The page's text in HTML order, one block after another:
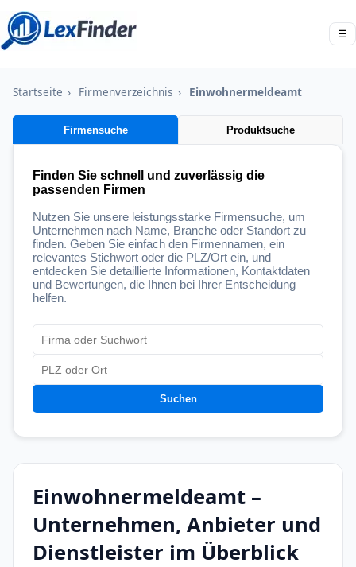
☰
Startseite › Firmenverzeichnis › Einwohnermeldeamt
Firmensuche Produktsuche
Finden Sie schnell und zuverlässig die
passenden Firmen
Nutzen Sie unsere leistungsstarke Firmensuche, um
Unternehmen nach Name, Branche oder Standort zu
finden. Geben Sie einfach den Firmennamen, ein
relevantes Stichwort oder die PLZ/Ort ein, und
entdecken Sie detaillierte Informationen, Kontaktdaten
und Bewertungen, die Ihnen bei Ihrer Entscheidung
helfen.
Suchen
Einwohnermeldeamt –
Unternehmen, Anbieter und
Dienstleister im Überblick